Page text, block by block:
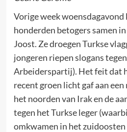
Vorige week woensdagavond
honderden betogers samen
Joost. Ze droegen Turkse
jongeren riepen slogans
Arbeiderspartij). Het feit dat
recent groen licht gaf aan
het noorden van Irak en de
tegen het Turkse leger
omkwamen in het zuidoosten